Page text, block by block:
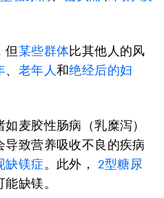
但某些群体比其他人的风
、 老年人和绝经后的妇
麦胶性肠病（乳糜泻）
致营养吸收不良的疾病
缺镁症。此外， 2型糖尿
缺镁。